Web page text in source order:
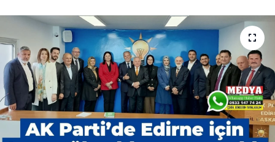
SAĞLIK
EĞİTİM
TARIM VE HAYVANCILIK
KÜLTÜR SANAT